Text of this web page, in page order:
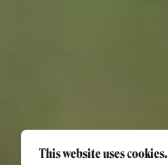
This website uses cookies.